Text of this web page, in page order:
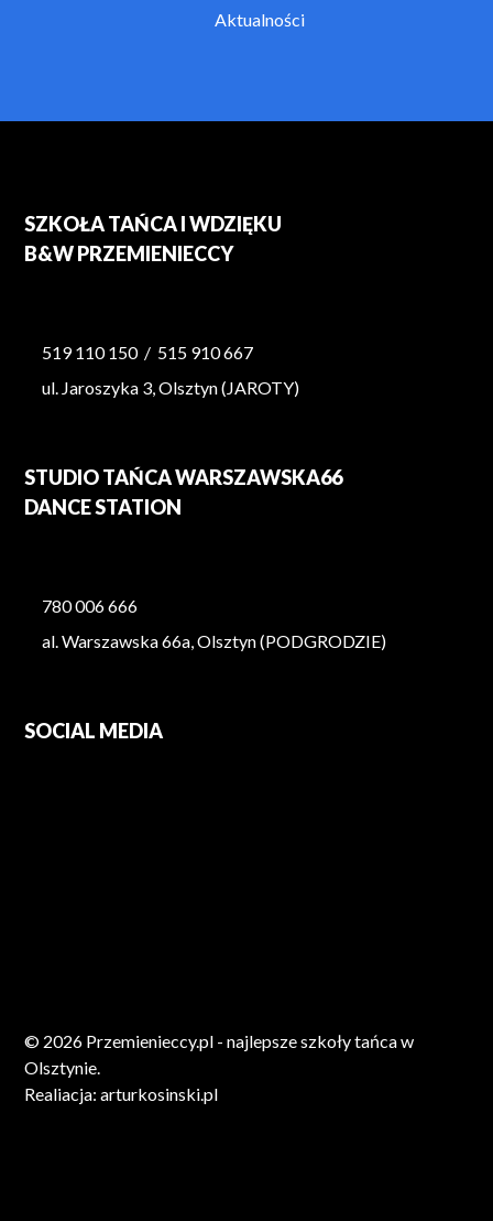
Aktualności
SZKOŁA TAŃCA I WDZIĘKU
B&W PRZEMIENIECCY
519 110 150 / 515 910 667
ul. Jaroszyka 3, Olsztyn (JAROTY)
STUDIO TAŃCA WARSZAWSKA66
DANCE STATION
780 006 666
al. Warszawska 66a, Olsztyn (PODGRODZIE)
SOCIAL MEDIA
© 2026 Przemienieccy.pl - najlepsze szkoły tańca w
Olsztynie.
Realiacja:arturkosinski.pl